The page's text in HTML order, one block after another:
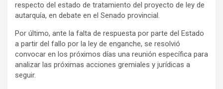
respecto del estado de tratamiento del proyecto de ley de
autarquía, en debate en el Senado provincial.
Por último, ante la falta de respuesta por parte del Estado
a partir del fallo por la ley de enganche, se resolvió
convocar en los próximos días una reunión específica para
analizar las próximas acciones gremiales y jurídicas a
seguir.